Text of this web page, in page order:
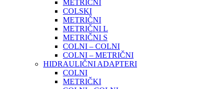
METRIČNI
COLSKI
METRIČNI
METRIČNI L
METRIČNI S
COLNI – COLNI
COLNI – METRIČNI
HIDRAULIČNI ADAPTERI
COLNI
METRIČKI